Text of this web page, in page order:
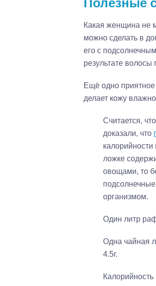
Полезные
Какая женщина не
можно сделать в
его с
результате волосы
Ещё одно
делает кожу
Считается,
доказали, что
ложке
овощами, то
организмом.
Один литр
Одна чайная
4.5г.